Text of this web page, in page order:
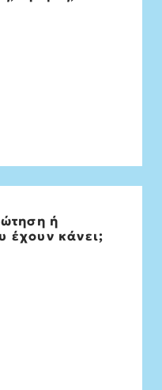
ή
έχουν κάνει;
από καθηγητή Μη
μάθημα είναι